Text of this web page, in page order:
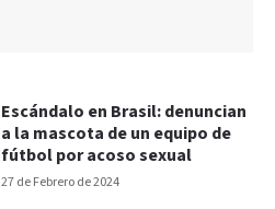
27 de Febrero de 2024
Escándalo en Brasil: denuncian
a la mascota de un equipo de
fútbol por acoso sexual